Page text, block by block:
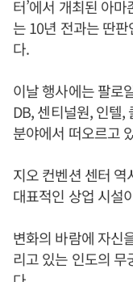
터’에서 개최된 아
는 10년 전과는 딴
다.
이날 행사에는 팔로
DB, 센티널원, 인텔,
분야에서 떠오르고
지오 컨벤션 센터
대표적인 상업 시설
변화의 바람에 자신
리고 있는 인도의